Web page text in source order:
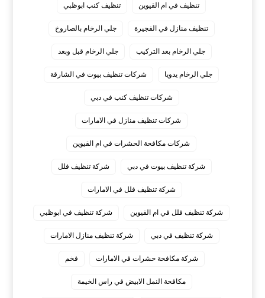
تنظيف في ام القيوين تنظيف كنب ابوظبي
تنظيف منازل في الفجيرة جلي الرخام بالصاروخ
جلي الرخام بعد التركيب جلي الرخام قبل وبعد
جلي الرخام يدويا شركات تنظيف بيوت في الشارقة
شركات تنظيف كنب في دبي
شركات تنظيف منازل في الامارات
شركات مكافحة الحشرات في ام القيوين
شركة تنظيف بيوت في دبي شركة تنظيف فلل
شركة تنظيف فلل في الامارات
شركة تنظيف فلل في ام القيوين شركة تنظيف في ابوظبي
شركة تنظيف في دبي شركة تنظيف منازل الامارات
شركة مكافحة حشرات في الامارات فخم
مكافحة النمل الابيض في راس الخيمة